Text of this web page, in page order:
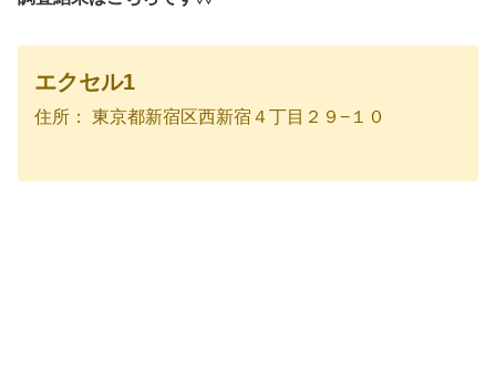
エクセル1
住所： 東京都新宿区西新宿４丁目２９−１０